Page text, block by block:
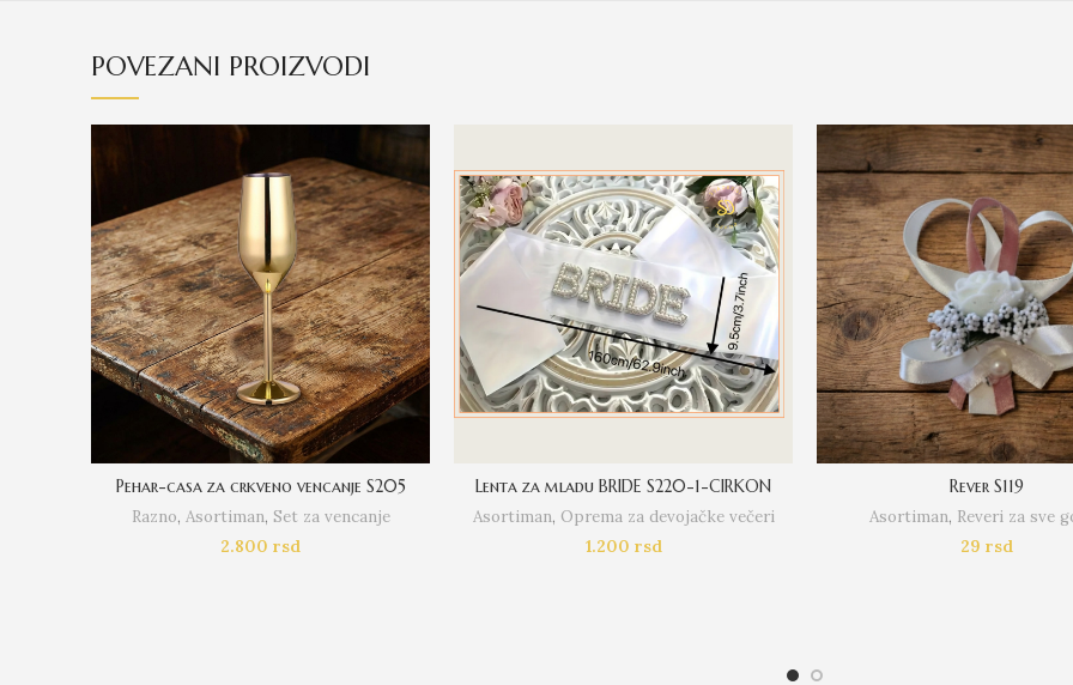
POVEZANI PROIZVODI
Pehar-casa za crkveno vencanje S205
Razno, Asortiman, Set za vencanje
2.800 rsd
Lenta za mladu BRIDE S220-1-CIRKON
Asortiman, Oprema za devojačke večeri
1.200 rsd
Rever S119
Asortiman, Reveri za sve
29 rsd